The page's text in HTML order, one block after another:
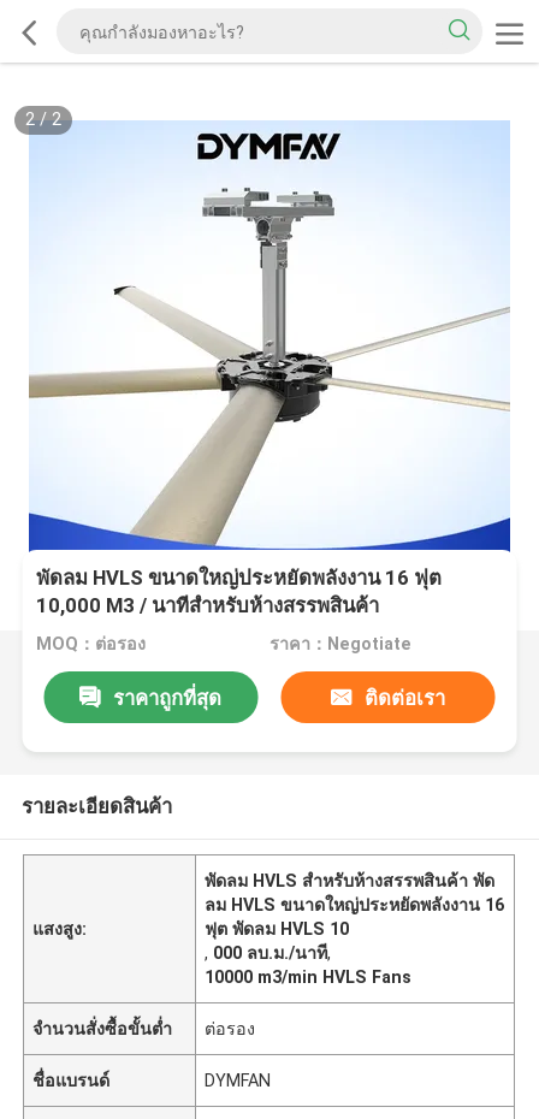
2/2
พัดลม HVLS ขนาดใหญ่ประหยัดพลังงาน 16 ฟุต
10,000 M3 / นาทีสำหรับห้างสรรพสินค้า
MOQ：ต่อรอง ราคา：Negotiate
ราคาถูกที่สุด ติดต่อเรา
รายละเอียดสินค้า
แสงสูง:
พัดลม HVLS สำหรับห้างสรรพสินค้า พัด
ลม HVLS ขนาดใหญ่ประหยัดพลังงาน 16
ฟุต พัดลม HVLS 10
, 000 ลบ.ม./นาที,
10000 m3/min HVLS Fans
จำนวนสั่งซื้อขั้นต่ำ ต่อรอง
ชื่อแบรนด์ DYMFAN